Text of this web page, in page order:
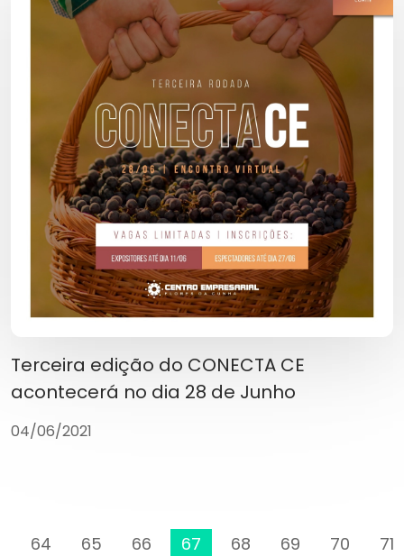
Terceira edição do CONECTA CE
acontecerá no dia 28 de Junho
04/06/2021
64 65 66 67 68 69 70 71